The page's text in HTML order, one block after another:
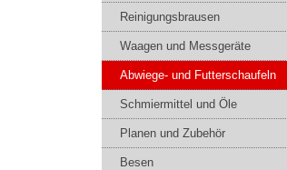
Reinigungsbrausen
Waagen und Messgeräte
Abwiege- und Futterschaufeln
Schmiermittel und Öle
Planen und Zubehör
Besen